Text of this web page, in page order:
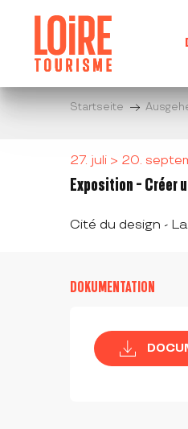
contenu
principal
Startseite
27. juli > 20.
Exposition - Créer
Cité du design -
DOKUMENTATION